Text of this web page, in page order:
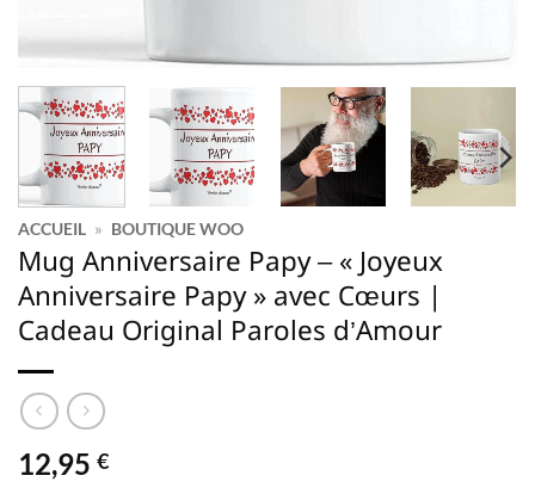
ACCUEIL » BOUTIQUE WOO
Mug Anniversaire Papy – « Joyeux
Anniversaire Papy » avec Cœurs |
Cadeau Original Paroles d’Amour
12,95 €